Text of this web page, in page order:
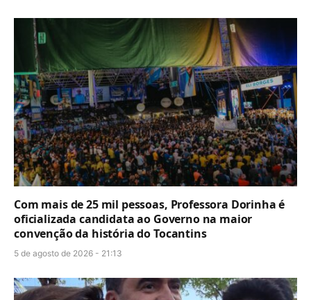
Com mais de 25 mil pessoas, Professora Dorinha é
oficializada candidata ao Governo na maior
convenção da história do Tocantins
5 de agosto de 2026 - 21:13